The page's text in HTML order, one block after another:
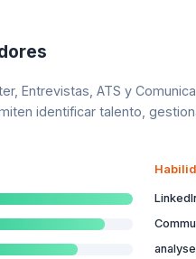
Entrevistas, ATS y
identificar talento,